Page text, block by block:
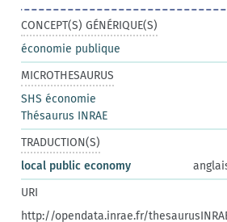
CONCEPT(S) GÉNÉRIQUE(S)
économie publique
MICROTHESAURUS
SHS économie
Thésaurus INRAE
TRADUCTION(S)
local public economy
URI
http://opendata.inrae.fr/